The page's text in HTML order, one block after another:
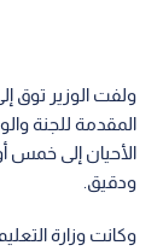
ولفت الوزير توق
المقدمة للجنة
الأحيان إلى خمس
ودقيق.
وكانت وزارة